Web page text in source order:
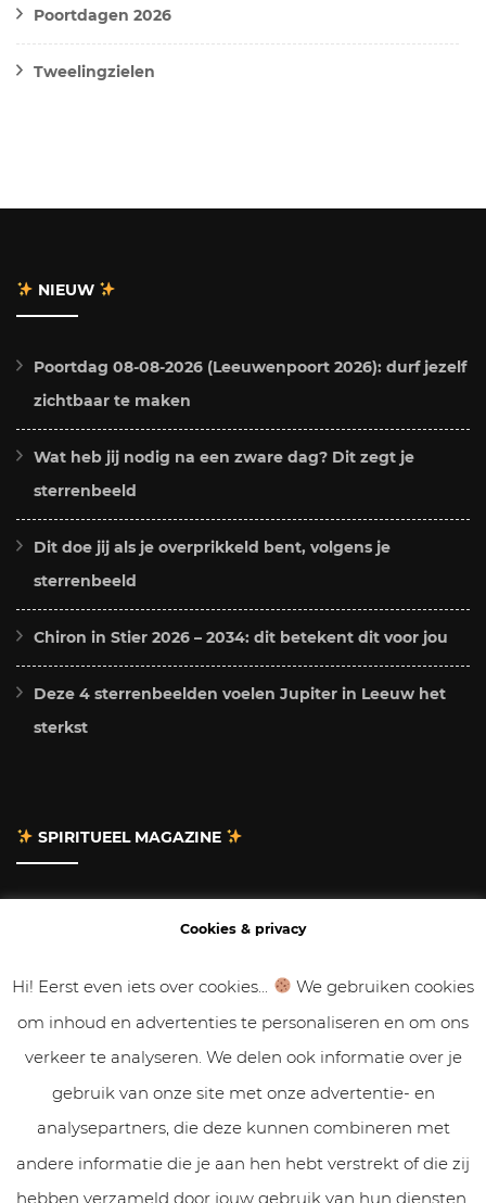
Poortdagen 2026
Tweelingzielen
NIEUW
Poortdag 08-08-2026 (Leeuwenpoort 2026): durf jezelf
zichtbaar te maken
Wat heb jij nodig na een zware dag? Dit zegt je
sterrenbeeld
Dit doe jij als je overprikkeld bent, volgens je
sterrenbeeld
Chiron in Stier 2026 – 2034: dit betekent dit voor jou
Deze 4 sterrenbeelden voelen Jupiter in Leeuw het
sterkst
SPIRITUEEL MAGAZINE
Gastbloggen
Samenwerken
Cookies & Privacy
Cookies & privacy
Hi! Eerst even iets over cookies...
We gebruiken cookies
om inhoud en advertenties te personaliseren en om ons
verkeer te analyseren. We delen ook informatie over je
gebruik van onze site met onze advertentie- en
analysepartners, die deze kunnen combineren met
andere informatie die je aan hen hebt verstrekt of die zij
hebben verzameld door jouw gebruik van hun diensten.